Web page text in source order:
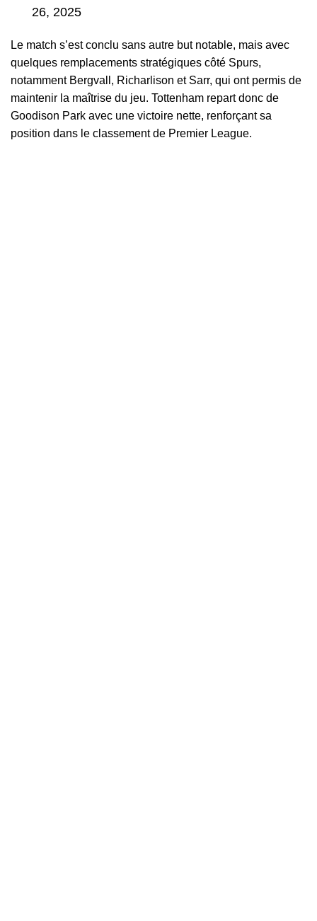
26, 2025
Le match s’est conclu sans autre but notable, mais avec
quelques remplacements stratégiques côté Spurs,
notamment Bergvall, Richarlison et Sarr, qui ont permis de
maintenir la maîtrise du jeu. Tottenham repart donc de
Goodison Park avec une victoire nette, renforçant sa
position dans le classement de Premier League.